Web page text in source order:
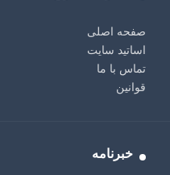
صفحه اصلی
اساتید سایت
تماس با ما
قوانین
خبرنامه